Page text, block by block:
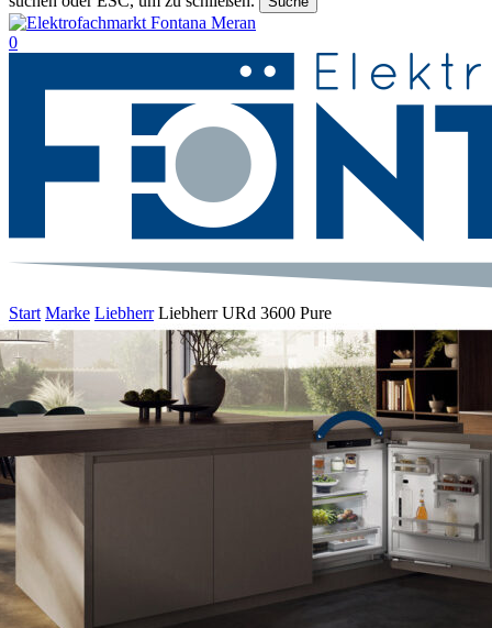
Suche
beenden
suche
0
Start Marke Liebherr Liebherr URd 3600 Pure